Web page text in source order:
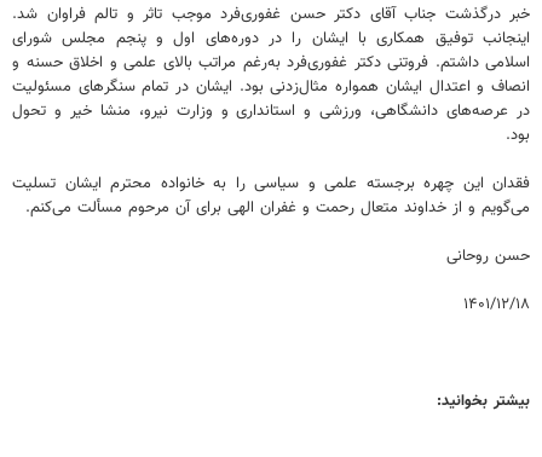
خبر درگذشت جناب آقای دکتر حسن ‌غفوری‌فرد موجب تاثر و تالم فراوان شد.
اینجانب توفیق همکاری با ایشان را در دوره‌های اول و پنجم مجلس شورای
اسلامی داشتم. فروتنی دکتر غفوری‌فرد به‌رغم مراتب بالای علمی و اخلاق حسنه و
انصاف و اعتدال ایشان همواره مثال‌زدنی بود. ایشان در تمام سنگرهای مسئولیت
در عرصه‌های دانشگاهی، ورزشی و استانداری و وزارت نیرو، منشا خیر و تحول
بود.
فقدان این چهره برجسته علمی و سیاسی را به خانواده محترم ایشان تسلیت
می‌گویم و از خداوند متعال رحمت و غفران الهی برای آن مرحوم مسألت می‌کنم.
حسن روحانی
۱۴۰۱/۱۲/۱۸
بیشتر بخوانید: